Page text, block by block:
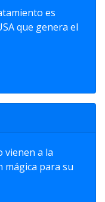
es
que genera el
vienen a la
para su